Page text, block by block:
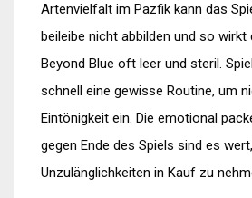
Artenvielfalt im Pazfik kann das
beileibe nicht abbilden und so wirkt
Beyond Blue oft leer und steril.
schnell eine gewisse Routine, um
Eintönigkeit ein. Die emotional
gegen Ende des Spiels sind es
Unzulänglichkeiten in Kauf zu